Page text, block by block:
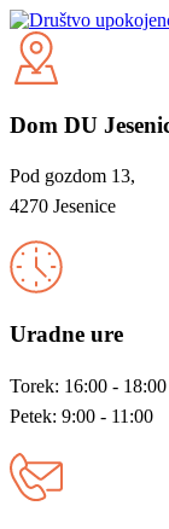
Dom DU
Pod gozdom 13,
4270 Jesenice
Uradne ure
Torek: 16:00 - 18:00
Petek: 9:00 - 11:00